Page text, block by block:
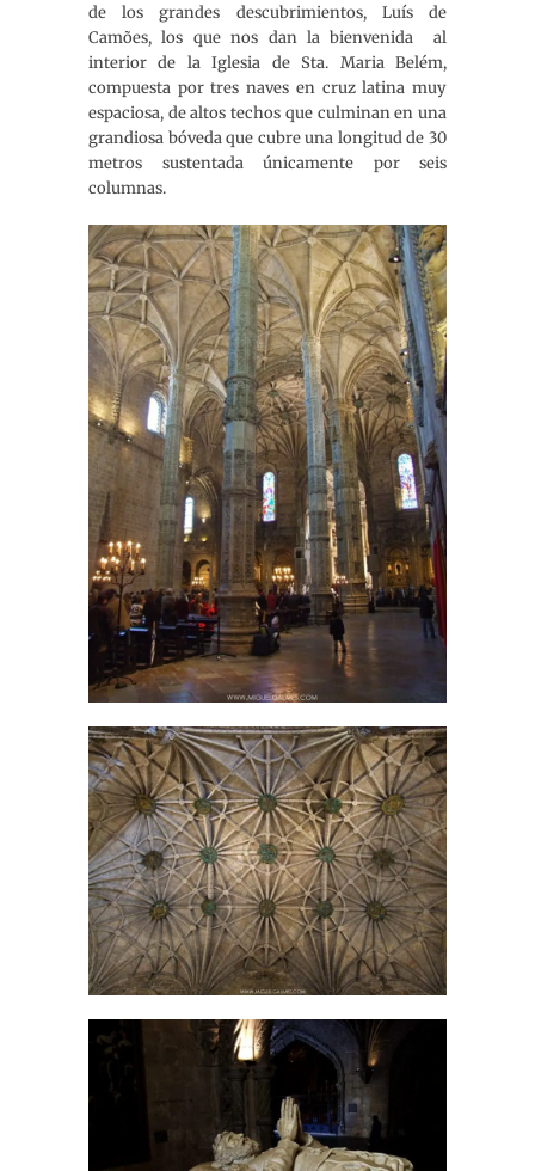
de los grandes descubrimientos, Luís de
Camões, los que nos dan la bienvenida al
interior de la Iglesia de Sta. Maria Belém,
compuesta por tres naves en cruz latina muy
espaciosa, de altos techos que culminan en una
grandiosa bóveda que cubre una longitud de 30
metros sustentada únicamente por seis
columnas.